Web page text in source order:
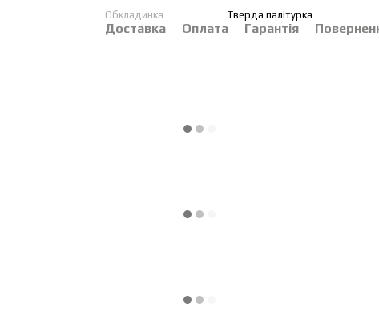
Обкладинка
Тверда палітурка
Доставка Оплата Гарантія